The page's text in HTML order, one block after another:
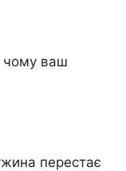
чому ваш
перестає